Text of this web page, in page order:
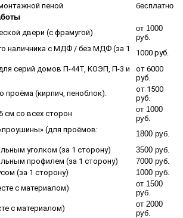
пеной
бесплатно
двери (с фрамугой)
от 1000
руб.
наличника с МДФ / без МДФ (за 1
1000 руб.
серий домов П-44Т, КОЭП, П-3 и
от 6000
руб.
проёма (кирпич, пеноблок).
от 1500
руб.
см со всех сторон
от 1000
руб.
(для проёмов:
1800 руб.
уголком (за 1 сторону)
3500 руб.
профилем (за 1 сторону)
7000 руб.
(за 1 сторону)
1000 руб.
с материалом)
от 1500
руб.
с материалом)
от 2000
руб.